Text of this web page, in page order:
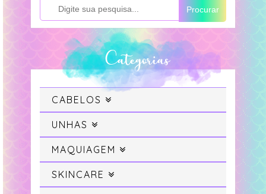
Procurar
Categorias
CABELOS
Cabelo
Cabelo Colorido
Projeto Sereia
UNHAS
Swatches
Unhas da Semana
MAQUIAGEM
Maquiagem
SKINCARE